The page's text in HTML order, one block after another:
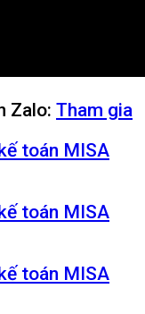
Zalo: Tham gia
toán MISA
toán MISA
toán MISA